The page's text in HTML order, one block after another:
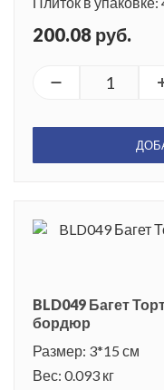
200.08 руб.
BLD049 Багет
бордюр
Размер: 3*15 см
Вес: 0.093 кг